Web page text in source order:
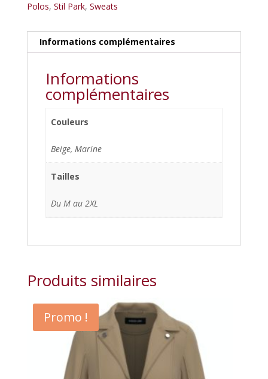
Polos, Stil Park, Sweats
Informations complémentaires
Informations
complémentaires
Couleurs
Beige, Marine
Tailles
Du M au 2XL
Produits similaires
Promo !